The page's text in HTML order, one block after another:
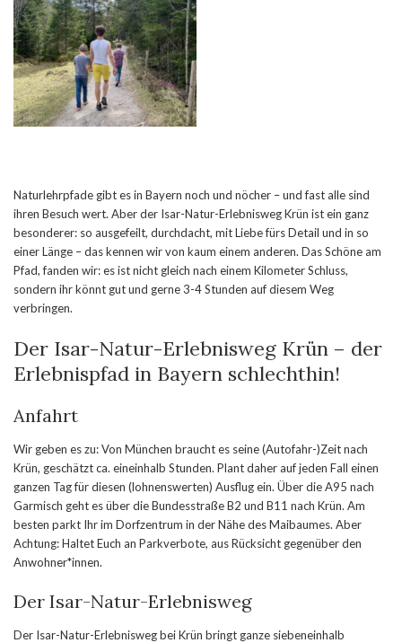
Naturlehrpfade gibt es in Bayern noch und nöcher – und fast alle sind
ihren Besuch wert. Aber der Isar-Natur-Erlebnisweg Krün ist ein ganz
besonderer: so ausgefeilt, durchdacht, mit Liebe fürs Detail und in so
einer Länge – das kennen wir von kaum einem anderen. Das Schöne am
Pfad, fanden wir: es ist nicht gleich nach einem Kilometer Schluss,
sondern ihr könnt gut und gerne 3-4 Stunden auf diesem Weg
verbringen.
Der Isar-Natur-Erlebnisweg Krün – der
Erlebnispfad in Bayern schlechthin!
Anfahrt
Wir geben es zu: Von München braucht es seine (Autofahr-)Zeit nach
Krün, geschätzt ca. eineinhalb Stunden. Plant daher auf jeden Fall einen
ganzen Tag für diesen (lohnenswerten) Ausflug ein. Über die A95 nach
Garmisch geht es über die Bundesstraße B2 und B11 nach Krün. Am
besten parkt Ihr im Dorfzentrum in der Nähe des Maibaumes. Aber
Achtung: Haltet Euch an Parkverbote, aus Rücksicht gegenüber den
Anwohner*innen.
Der Isar-Natur-Erlebnisweg
Der Isar-Natur-Erlebnisweg bei Krün bringt ganze siebeneinhalb